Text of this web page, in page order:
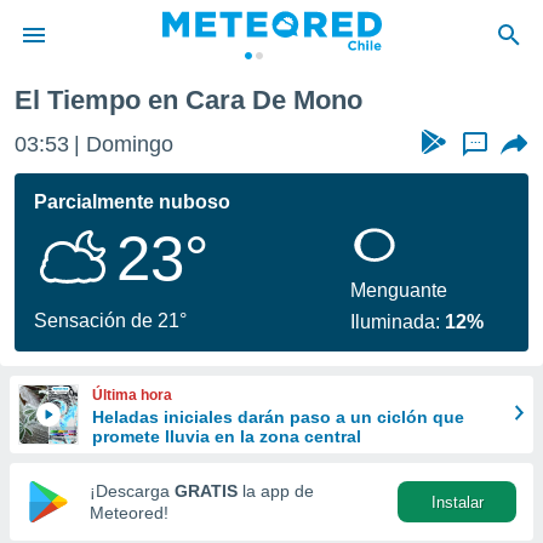
de
por
se
calidad.
a este
las
y
forma
digital
basada
El Tiempo en Cara De Mono
03:53 Domingo ...
Parcialmente nuboso
23°
Sensación de 21°
Menguante
Iluminada: 12%
Última hora
Heladas iniciales darán paso a un ciclón que
promete lluvia en la zona central
¡Descarga GRATIS la app de
Meteored!
Instalar